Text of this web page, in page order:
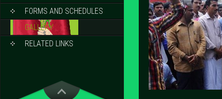
FORMS AND SCHEDULES
GALLERY
RELATED LINKS